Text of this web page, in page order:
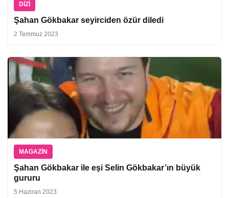
DIZI
Şahan Gökbakar seyirciden özür diledi
2 Temmuz 2023
MAGAZIN
Şahan Gökbakar ile eşi Selin Gökbakar’ın büyük
gururu
5 Haziran 2023